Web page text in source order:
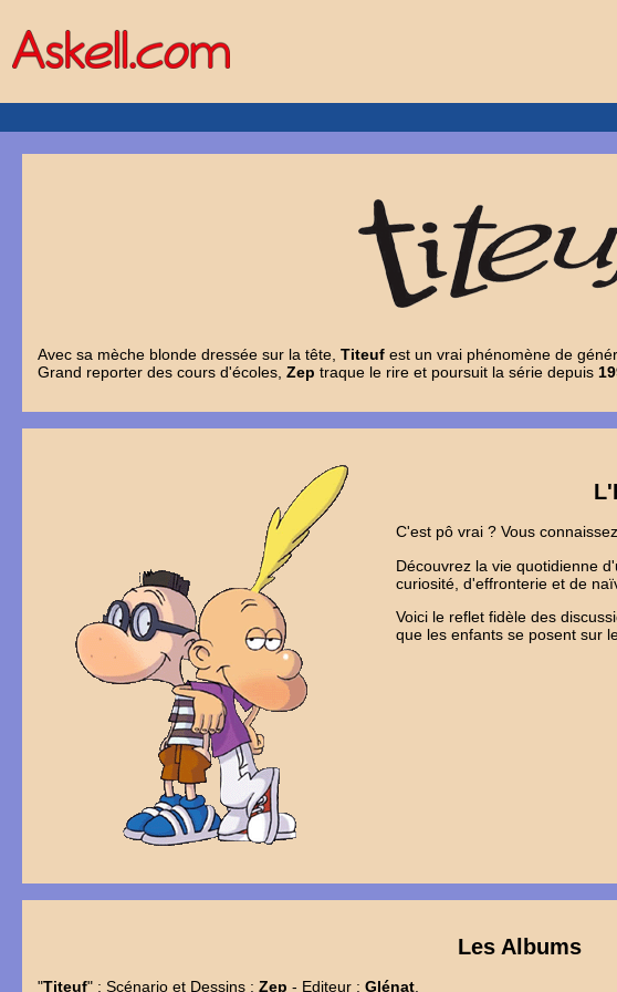
Avec sa mèche blonde dressée sur la tête,Titeuf est un vrai phénomène de
Grand reporter des cours d'écoles,Zep traque le rire et poursuit la série depuis
C'est pô vrai ? Vous
Découvrez la vie quotidienne
curiosité, d'effronterie et de
Voici le reflet fidèle des
que les enfants se posent sur
Les Albums
"Titeuf" : Scénario et Dessins :Zep - Editeur :Glénat.